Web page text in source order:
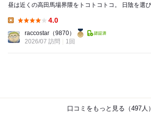
昼は近くの高田馬場界隈をトコトコトコ。 日陰を選びながら辿り着いた
4.0
raccostar （9870）
2026/07 訪問
1回
口コミをもっと見る（497人）